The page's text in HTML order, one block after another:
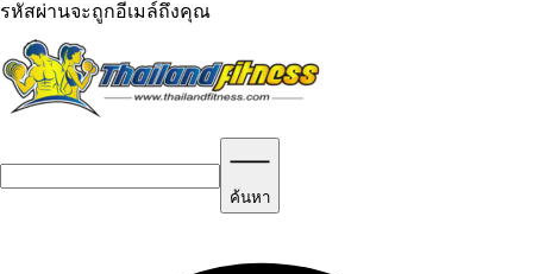
รหัสผ่านจะถูกอีเมล์ถึงคุณ
ค้นหา